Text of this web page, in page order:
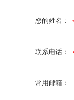
您的姓名：
联系电话：
常用邮箱：